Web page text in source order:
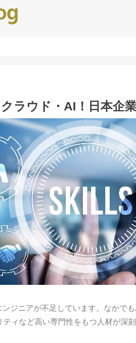
ラウド・AI！日本企
ジニアが不足しています。なかで
ィなど高い専門性をもつ人材が深刻